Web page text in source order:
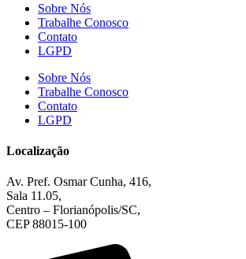
Sobre Nós
Trabalhe Conosco
Contato
LGPD
Sobre Nós
Trabalhe Conosco
Contato
LGPD
Localização
Av. Pref. Osmar Cunha, 416,
Sala 11.05,
Centro – Florianópolis/SC,
CEP 88015-100